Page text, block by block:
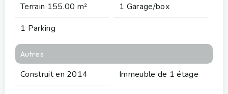
Terrain 155.00 m²
1 Garage/box
1 Parking
Autres
Construit en 2014 Immeuble de 1 étage